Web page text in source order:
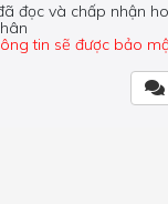
đọc và chấp nhận
tin sẽ được bảo